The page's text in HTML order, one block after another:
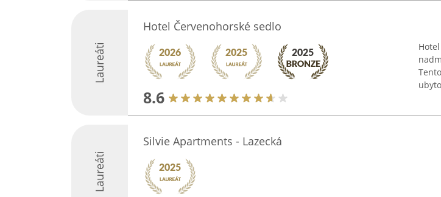
Laureáti
Hotel Červenohorské sedlo
8.6
Laureáti
Silvie Apartments - Lazecká